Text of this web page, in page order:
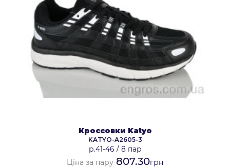
Кроссовки Katyo
KATYO-A2605-3
р.41-46 / 8 пар
Ціна за пару 807.30грн